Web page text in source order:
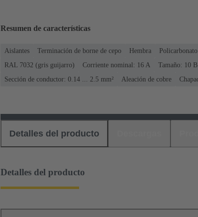
Resumen de características
Aislantes Terminación de borne de cepo Hembra
RAL 7032 (gris guijarro)
Corriente nominal: ‌16 A Tamaño: 10 B
Sección de conductor: 0.14 ... 2.5 mm²
Aleación de cobre
Detalles del producto
Detalles del producto